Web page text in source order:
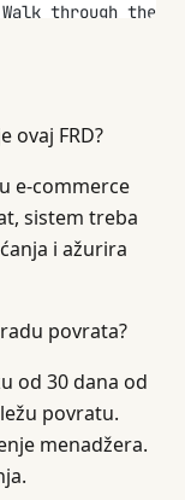
through
wrong? For
or process?
other
security
are
an FRD in
ovaj FRD?
e-commerce
sistem treba
i ažurira
povrata?
od 30 dana od
povratu.
menadžera.